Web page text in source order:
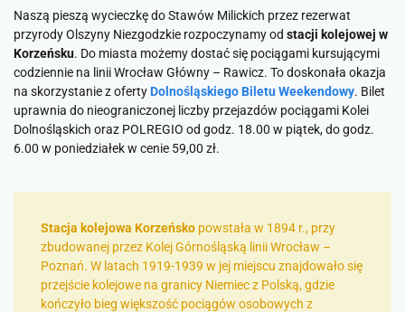
Naszą pieszą wycieczkę do Stawów Milickich przez rezerwat
przyrody Olszyny Niezgodzkie rozpoczynamy od stacji kolejowej w
Korzeńsku. Do miasta możemy dostać się pociągami kursującymi
codziennie na linii Wrocław Główny – Rawicz. To doskonała okazja
na skorzystanie z ofertyDolnośląskiego Biletu Weekendowy. Bilet
uprawnia do nieograniczonej liczby przejazdów pociągami Kolei
Dolnośląskich oraz POLREGIO od godz. 18.00 w piątek, do godz.
6.00 w poniedziałek w cenie 59,00 zł.
Stacja kolejowa Korzeńsko powstała w 1894 r., przy
zbudowanej przez Kolej Górnośląską linii Wrocław –
Poznań. W latach 1919-1939 w jej miejscu znajdowało się
przejście kolejowe na granicy Niemiec z Polską, gdzie
kończyło bieg większość pociągów osobowych z